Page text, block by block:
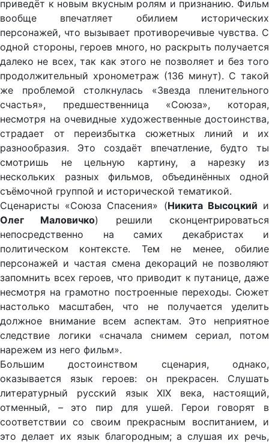
приведёт к новым вкусным ролям и признанию. Фильм
вообще впечатляет обилием исторических
персонажей, что вызывает противоречивые чувства. С
одной стороны, героев много, но раскрыть получается
далеко не всех, так как этого не позволяет и без того
продолжительный хронометраж (136 минут). С такой
же проблемой столкнулась «Звезда пленительного
счастья», предшественница «Союза», которая,
несмотря на очевидные художественные достоинства,
страдает от переизбытка сюжетных линий и их
разнообразия. Это создаёт впечатление, будто ты
смотришь не цельную картину, а нарезку из
нескольких разных фильмов, объединённых одной
съёмочной группой и исторической тематикой.
Сценаристы «Союза Спасения» (Никита Высоцкий и
Олег Маловичко) решили сконцентрироваться
непосредственно на самих декабристах и
политическом контексте. Тем не менее, обилие
персонажей и частая смена декораций не позволяют
запомнить всех героев, что приводит к путанице, даже
несмотря на грамотно построенные переходы. Сюжет
настолько масштабен, что не получается уделить
должное внимание всем аспектам. Это неприятное
следствие логики «сначала снимем сериал, потом
нарежем из него фильм».
Большим достоинством сценария, однако,
оказывается язык героев: он прекрасен. Слушать
литературный русский язык XIX века, настоящий,
отменный, – это пир для ушей. Герои говорят в
соответствии со своим прекрасным воспитанием, и
это делает их язык благородным; а слушая их речь,